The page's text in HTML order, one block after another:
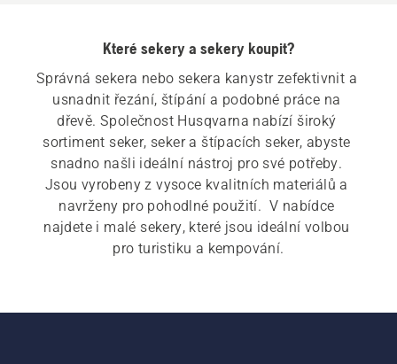
Které sekery a sekery koupit?
Správná sekera nebo sekera kanystr zefektivnit a
usnadnit řezání, štípání a podobné práce na
dřevě. Společnost Husqvarna nabízí široký
sortiment seker, seker a štípacích seker, abyste
snadno našli ideální nástroj pro své potřeby.
Jsou vyrobeny z vysoce kvalitních materiálů a
navrženy pro pohodlné použití.  V nabídce
najdete i malé sekery, které jsou ideální volbou
pro turistiku a kempování.